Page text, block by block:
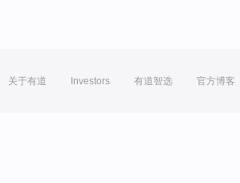
关于有道 Investors 有道智选 官方博客